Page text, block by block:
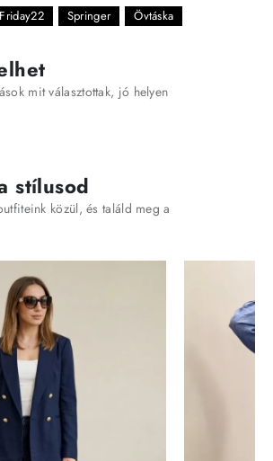
Springer Övtáska
mit választottak, jó helyen
stílusod
közül, és találd meg a